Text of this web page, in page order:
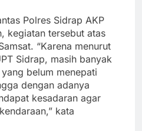
Polres Sidrap AKP
kegiatan tersebut atas
“Karena menurut
Sidrap, masih banyak
belum menepati
dengan adanya
kesadaran agar
kata